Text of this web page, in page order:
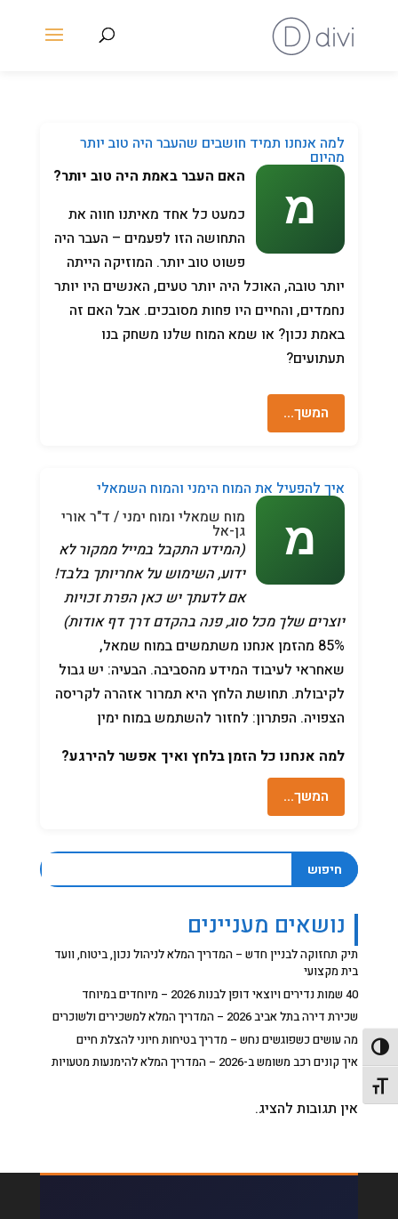
הפעל/כבה ניגודיות גבוהה
מתג גודל גופן
למה אנחנו תמיד חושבים שהעבר היה טוב יותר
מהיום
האם העבר באמת היה טוב יותר?
כמעט כל אחד מאיתנו חווה את
התחושה הזו לפעמים – העבר היה
פשוט טוב יותר. המוזיקה הייתה
יותר טובה, האוכל היה יותר טעים, האנשים היו יותר
נחמדים, והחיים היו פחות מסובכים. אבל האם זה
באמת נכון? או שמא המוח שלנו משחק בנו
תעתועים?
המשך…
איך להפעיל את המוח הימני והמוח השמאלי
מוח שמאלי ומוח ימני / ד"ר אורי
גן-אל
(המידע התקבל במייל ממקור לא
ידוע, השימוש על אחריותך בלבד!
אם לדעתך יש כאן הפרת זכויות
יוצרים שלך מכל סוג, פנה בהקדם דרך דף אודות)
85% מהזמן אנחנו משתמשים במוח שמאל,
שאחראי לעיבוד המידע מהסביבה. הבעיה: יש גבול
לקיבולת. תחושת הלחץ היא תמרור אזהרה לקריסה
הצפויה. הפתרון: לחזור להשתמש במוח ימין
למה אנחנו כל הזמן בלחץ ואיך אפשר להירגע?
המשך…
חיפוש
נושאים מעניינים
תיק תחזוקה לבניין חדש – המדריך המלא לניהול נכון, ביטוח, וועד
בית מקצועי
40 שמות נדירים ויוצאי דופן לבנות 2026 – מיוחדים במיוחד
שכירת דירה בתל אביב 2026 – המדריך המלא למשכירים ולשוכרים
מה עושים כשפוגשים נחש – מדריך בטיחות חיוני להצלת חיים
איך קונים רכב משומש ב-2026 – המדריך המלא להימנעות מטעויות
אין תגובות להציג.